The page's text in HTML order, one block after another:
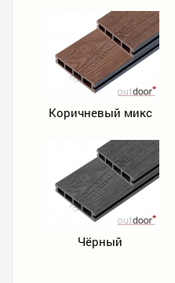
Коричневый микс
Чёрный